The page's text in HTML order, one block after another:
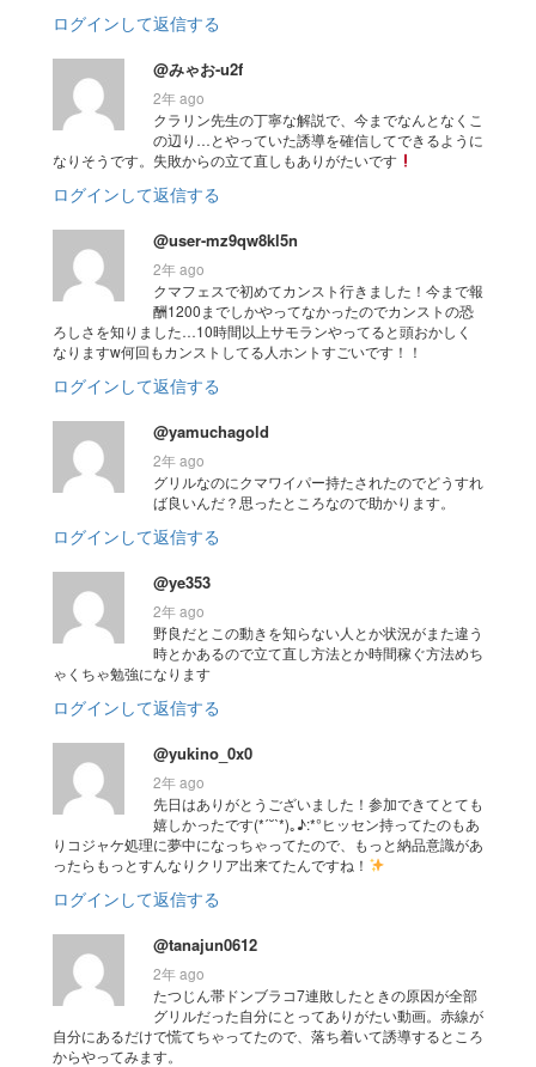
ログインして返信する
@みゃお-u2f
2年 ago
クラリン先生の丁寧な解説で、今までなんとなくこ
の辺り…とやっていた誘導を確信してできるように
なりそうです。失敗からの立て直しもありがたいです
ログインして返信する
@user-mz9qw8kl5n
2年 ago
クマフェスで初めてカンスト行きました！今まで報
酬1200までしかやってなかったのでカンストの恐
ろしさを知りました…10時間以上サモランやってると頭おかしく
なりますw何回もカンストしてる人ホントすごいです！！
ログインして返信する
@yamuchagold
2年 ago
グリルなのにクマワイパー持たされたのでどうすれ
ば良いんだ？思ったところなので助かります。
ログインして返信する
@ye353
2年 ago
野良だとこの動きを知らない人とか状況がまた違う
時とかあるので立て直し方法とか時間稼ぐ方法めち
ゃくちゃ勉強になります
ログインして返信する
@yukino_0x0
2年 ago
先日はありがとうございました！参加できてとても
嬉しかったです(*ˊ˘ˋ*)｡♪:*°ヒッセン持ってたのもあ
りコジャケ処理に夢中になっちゃってたので、もっと納品意識があ
ったらもっとすんなりクリア出来てたんですね！
ログインして返信する
@tanajun0612
2年 ago
たつじん帯ドンブラコ7連敗したときの原因が全部
グリルだった自分にとってありがたい動画。赤線が
自分にあるだけで慌てちゃってたので、落ち着いて誘導するところ
からやってみます。